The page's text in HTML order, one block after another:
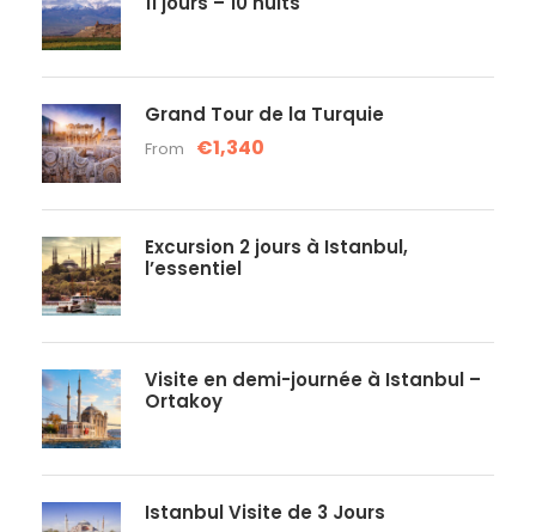
Grand Tour de la Turquie
From €1,340
Excursion 2 jours à Istanbul,
l’essentiel
Visite en demi-journée à Istanbul –
Ortakoy
Istanbul Visite de 3 Jours